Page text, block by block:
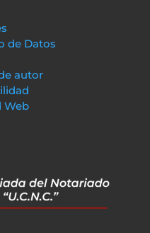
de Datos
autor
Web